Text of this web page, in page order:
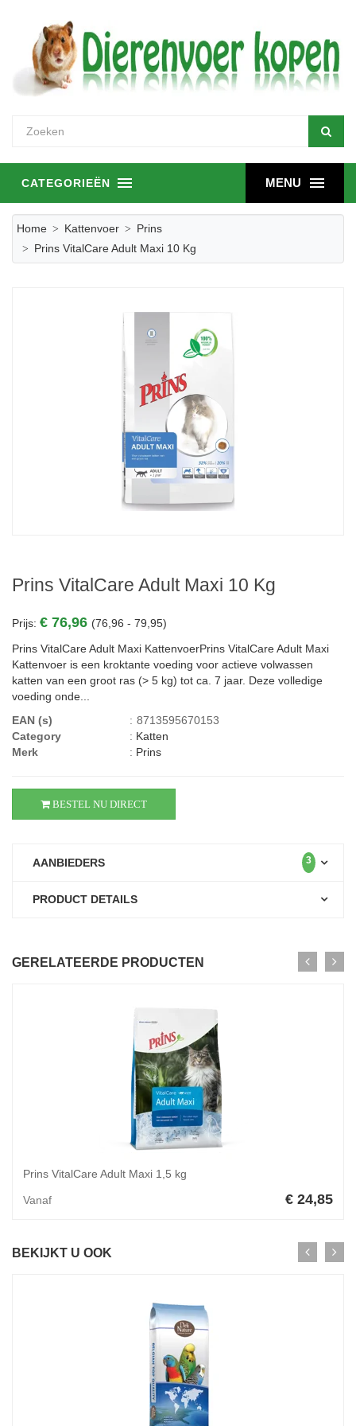
MENU
CATEGORIEËN
Home Kattenvoer
Prins
Prins VitalCare Adult Maxi 10 Kg
Prins VitalCare Adult Maxi 10 Kg
Prijs: € 76,96 (76,96 - 79,95)
Prins VitalCare Adult Maxi KattenvoerPrins VitalCare Adult Maxi
Kattenvoer is een kroktante voeding voor actieve volwassen
katten van een groot ras (> 5 kg) tot ca. 7 jaar. Deze volledige
voeding onde...
EAN (s)
: 8713595670153
Category
: Katten
Merk
: Prins
BESTEL NU DIRECT
AANBIEDERS 3
PRODUCT DETAILS
GERELATEERDE PRODUCTEN
Prins VitalCare Adult Maxi 1,5 kg
Vanaf € 24,85
BEKIJKT U OOK